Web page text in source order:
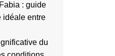
: guide
idéale entre
du